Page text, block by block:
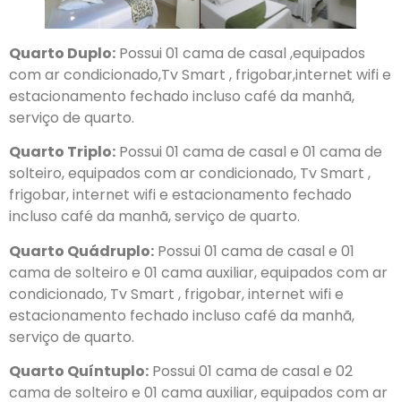
Quarto Duplo: Possui 01 cama de casal ,equipados
com ar condicionado,Tv Smart , frigobar,internet wifi e
estacionamento fechado incluso café da manhã,
serviço de quarto.
Quarto Triplo: Possui 01 cama de casal e 01 cama de
solteiro, equipados com ar condicionado, Tv Smart ,
frigobar, internet wifi e estacionamento fechado
incluso café da manhã, serviço de quarto.
Quarto Quádruplo: Possui 01 cama de casal e 01
cama de solteiro e 01 cama auxiliar, equipados com ar
condicionado, Tv Smart , frigobar, internet wifi e
estacionamento fechado incluso café da manhã,
serviço de quarto.
Quarto Quíntuplo: Possui 01 cama de casal e 02
cama de solteiro e 01 cama auxiliar, equipados com ar